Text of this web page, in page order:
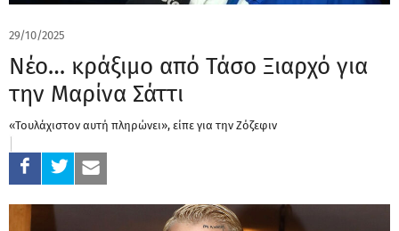
29/10/2025
Νέο… κράξιμο από Τάσο Ξιαρχό για
την Μαρίνα Σάττι
«Τουλάχιστον αυτή πληρώνει», είπε για την Ζόζεφιν